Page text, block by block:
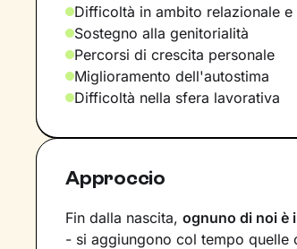
Difficoltà in ambito relazionale e
Sostegno alla genitorialità
Percorsi di crescita personale
Miglioramento dell'autostima
Difficoltà nella sfera lavorativa
Approccio
Fin dalla nascita, ognuno di noi è
- si aggiungono col tempo quelle